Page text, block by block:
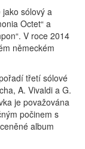
sólový a
Octet“ a
V roce 2014
německém
třetí sólové
A. Vivaldi a G.
je považována
počinem s
album